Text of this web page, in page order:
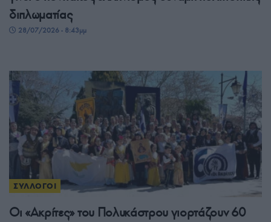
διπλωματίας
28/07/2026 - 8:43μμ
ΣΥΛΛΟΓΟΙ
Οι «Ακρίτες» του Πολυκάστρου γιορτάζουν 60